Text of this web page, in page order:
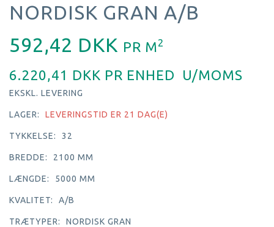
NORDISK GRAN A/B
592,42 DKK PR M2
6.220,41 DKK PR ENHED U/MOMS
EKSKL. LEVERING
LAGER: LEVERINGSTID ER 21 DAG(E)
TYKKELSE: 32
BREDDE: 2100 MM
LÆNGDE: 5000 MM
KVALITET: A/B
TRÆTYPER: NORDISK GRAN